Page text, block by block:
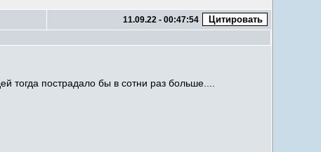
11.09.22 - 00:47:54
тогда пострадало бы в сотни раз больше....